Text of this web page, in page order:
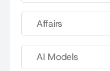
Affairs
AI Models